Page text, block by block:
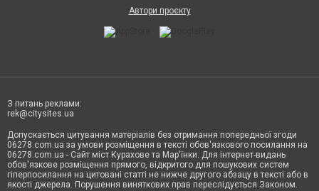
Автори проєкту
З питань реклами:
rek@citysites.ua
Допускається цитування матеріалів без отримання попередньої згоди
06278.com.ua за умови розміщення в тексті обов'язкового посилання на
06278.com.ua - Сайт міст Курахове та Мар'їнки. Для інтернет-видань
обов'язкове розміщення прямого, відкритого для пошукових систем
гіперпосилання на цитовані статті не нижче другого абзацу в тексті або в
якості джерела. Порушення виняткових прав переслідується Законом.